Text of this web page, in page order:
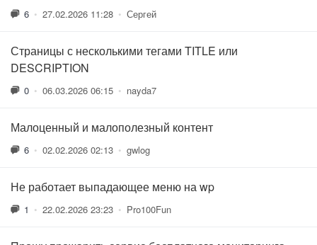
6 • 27.02.2026 11:28 • Сергей
Страницы с несколькими тегами TITLE или
DESCRIPTION
0 • 06.03.2026 06:15 • nayda7
Малоценный и малополезный контент
6 • 02.02.2026 02:13 • gwlog
Не работает выпадающее меню на wp
1 • 22.02.2026 23:23 • Pro100Fun